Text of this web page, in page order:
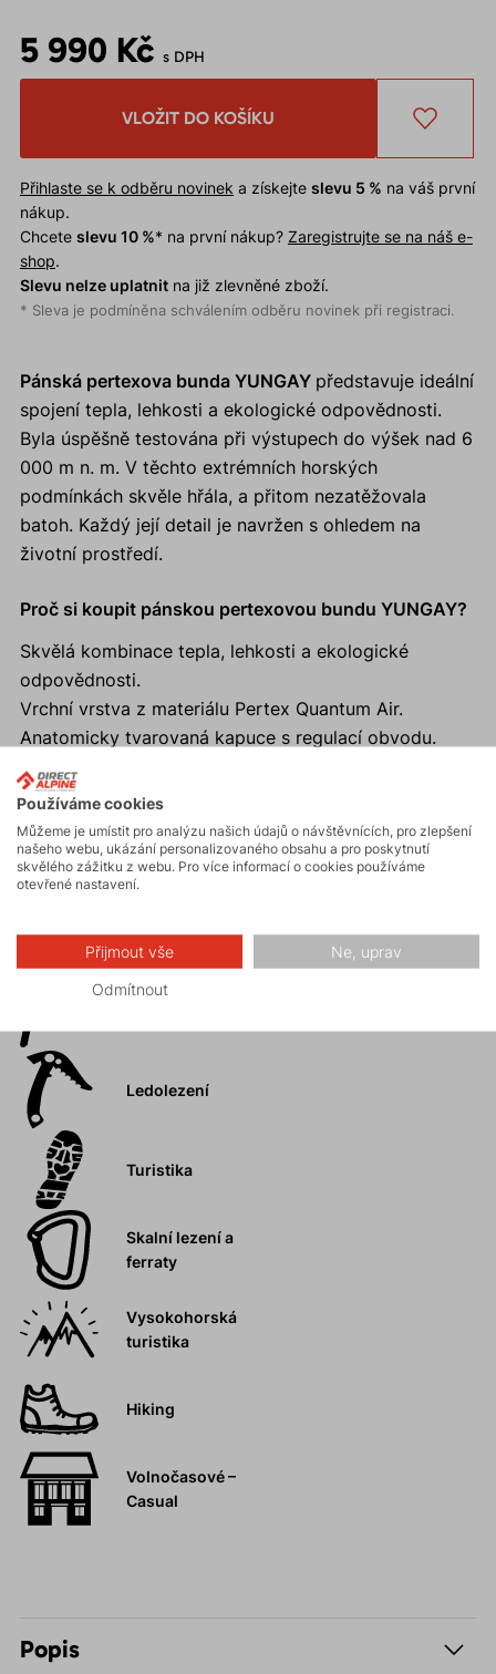
5 990 Kč s DPH
VLOŽIT DO KOŠÍKU
Přihlaste se k odběru novinek a získejte slevu 5 % na váš první
nákup.
Chcete slevu 10 %* na první nákup? Zaregistrujte se na náš e-
shop.
Slevu nelze uplatnitna již zlevněné zboží.
* Sleva je podmíněna schválením odběru novinek při registraci.
Pánská pertexova bunda YUNGAY představuje ideální
spojení tepla, lehkosti a ekologické odpovědnosti.
Byla úspěšně testována při výstupech do výšek nad 6
000 m n. m. V těchto extrémních horských
podmínkách skvěle hřála, a přitom nezatěžovala
batoh. Každý její detail je navržen s ohledem na
životní prostředí.
Proč si koupit pánskou pertexovou bundu YUNGAY?
Skvělá kombinace tepla, lehkosti a ekologické
odpovědnosti.
Vrchní vrstva z materiálu Pertex Quantum Air.
Anatomicky tvarovaná kapuce s regulací obvodu.
Dvě hlavní zipové kapsy a zipová hrudní kapsa.
Příjemné elastické manžety na koncích rukávů.
Prodloužený zadní díl.
Aktivity
Ledolezení
Turistika
Skalní lezení a
ferraty
Vysokohorská
turistika
Hiking
Volnočasové –
Casual
Popis
Používáme cookies
Můžeme je umístit pro analýzu našich údajů o návštěvnících, pro zlepšení
našeho webu, ukázání personalizovaného obsahu a pro poskytnutí
skvělého zážitku z webu. Pro více informací o cookies používáme
otevřené nastavení.
Přijmout vše Ne, uprav
Odmítnout